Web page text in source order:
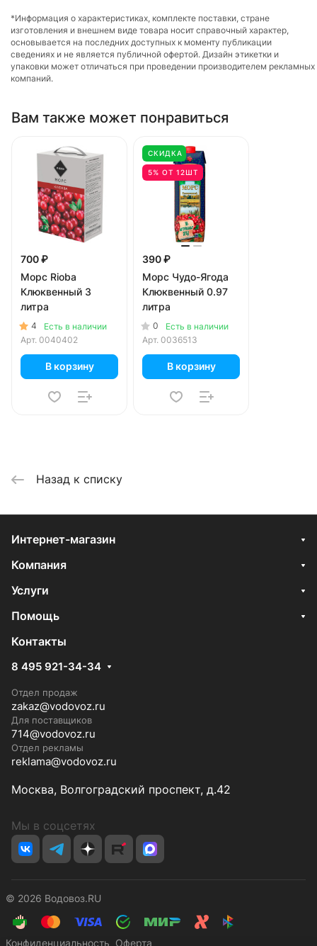
*Информация о характеристиках, комплекте поставки, стране
изготовления и внешнем виде товара носит справочный характер,
основывается на последних доступных к моменту публикации
сведениях и не является публичной офертой. Дизайн этикетки и
упаковки может отличаться при проведении производителем рекламных
компаний.
Вам также может понравиться
700 ₽
Морс Rioba
Клюквенный 3
литра
4
Есть в наличии
Арт. 0040402
В корзину
СКИДКА
5% ОТ 12ШТ
390 ₽
Морс Чудо-Ягода
Клюквенный 0.97
литра
0
Есть в наличии
Арт. 0036513
В корзину
Назад к списку
Интернет-магазин
Компания
Услуги
Помощь
Контакты
8 495 921-34-34
Отдел продаж
zakaz@vodovoz.ru
Для поставщиков
714@vodovoz.ru
Отдел рекламы
reklama@vodovoz.ru
Москва, Волгоградский проспект, д.42
Мы в соцсетях
© 2026 Водовоз.RU
Конфиденциальность Оферта